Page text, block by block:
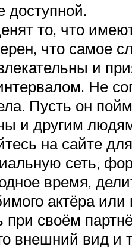
доступной.
то, что
что самое
и
Не
Пусть он
и другим
на сайте
сеть,
время,
актёра
при своём
внешний вид и